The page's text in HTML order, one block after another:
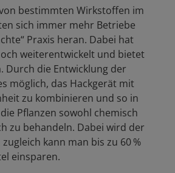
bestimmten Wirkstoffen im
sich immer mehr Betriebe
Praxis heran. Dabei hat
weiterentwickelt und bietet
Durch die Entwicklung der
möglich, das Hackgerät mit
zu kombinieren und so in
Pflanzen sowohl chemisch
zu behandeln. Dabei wird der
kann man bis zu 60 %
einsparen.